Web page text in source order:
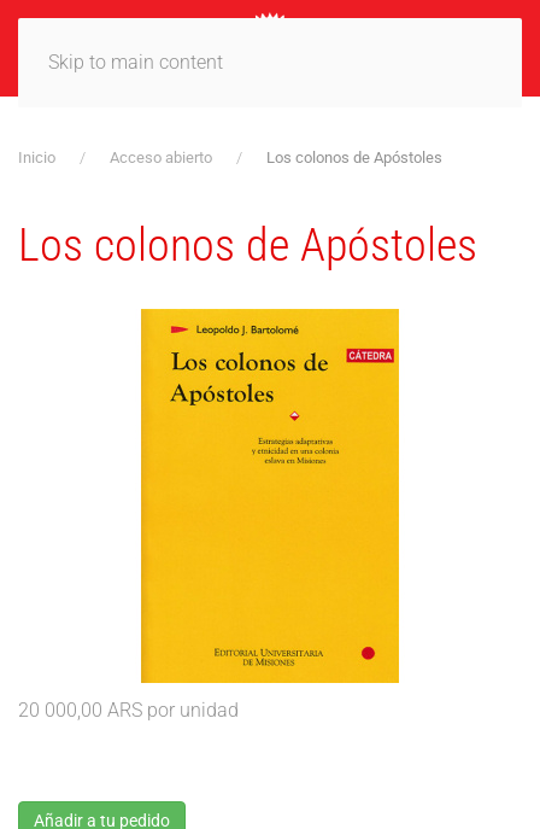
Skip to main content
Inicio Acceso abierto Los colonos de Apóstoles
Los colonos de Apóstoles
20 000,00 ARS por unidad
Añadir a tu pedido